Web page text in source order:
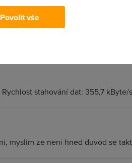
co znam.Mam 2Mb a dnes
me dojde emailem faktura
prvniho radu.Tak co chcem
stahování dat: 355,7 kByte/s
myslim ze neni hned duvod se
Povolit vše